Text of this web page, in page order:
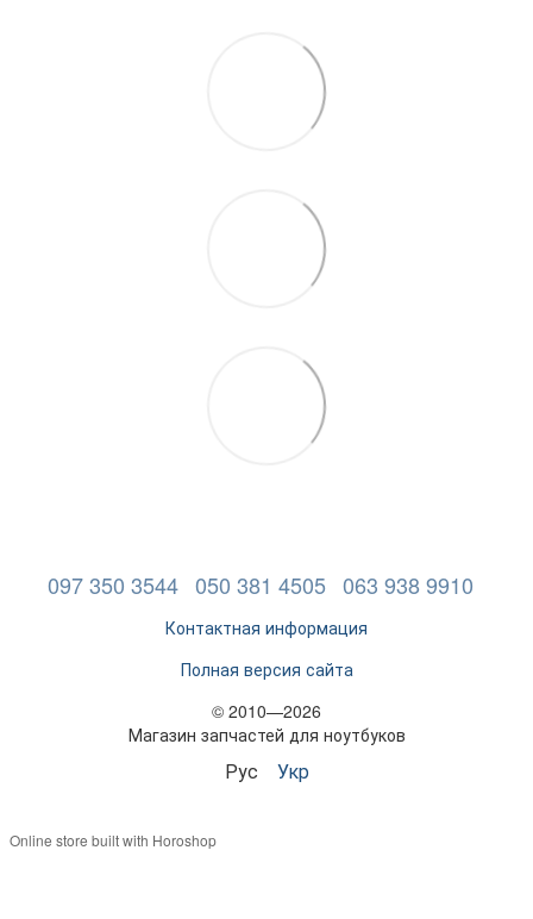
097 350 3544 050 381 4505 063 938 9910
Контактная информация
Полная версия сайта
© 2010—2026
Магазин запчастей для ноутбуков
Рус Укр
Online store built with Horoshop